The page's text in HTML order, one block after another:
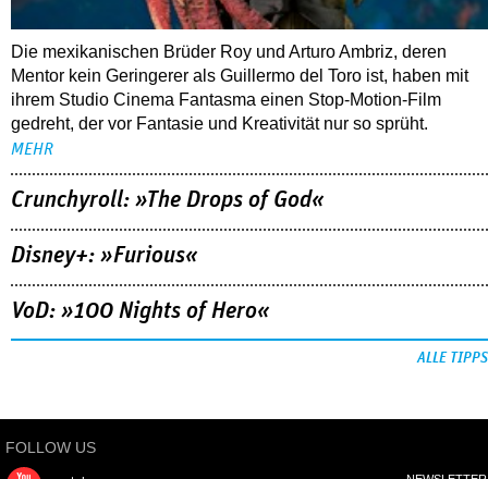
Die mexikanischen Brüder Roy und Arturo Ambriz, deren
Mentor kein Geringerer als Guillermo del Toro ist, haben mit
ihrem Studio Cinema Fantasma einen Stop-Motion-Film
gedreht, der vor Fantasie und Kreativität nur so sprüht.
MEHR
Crunchyroll: »The Drops of God«
Disney+: »Furious«
VoD: »100 Nights of Hero«
ALLE TIPPS
FOLLOW US